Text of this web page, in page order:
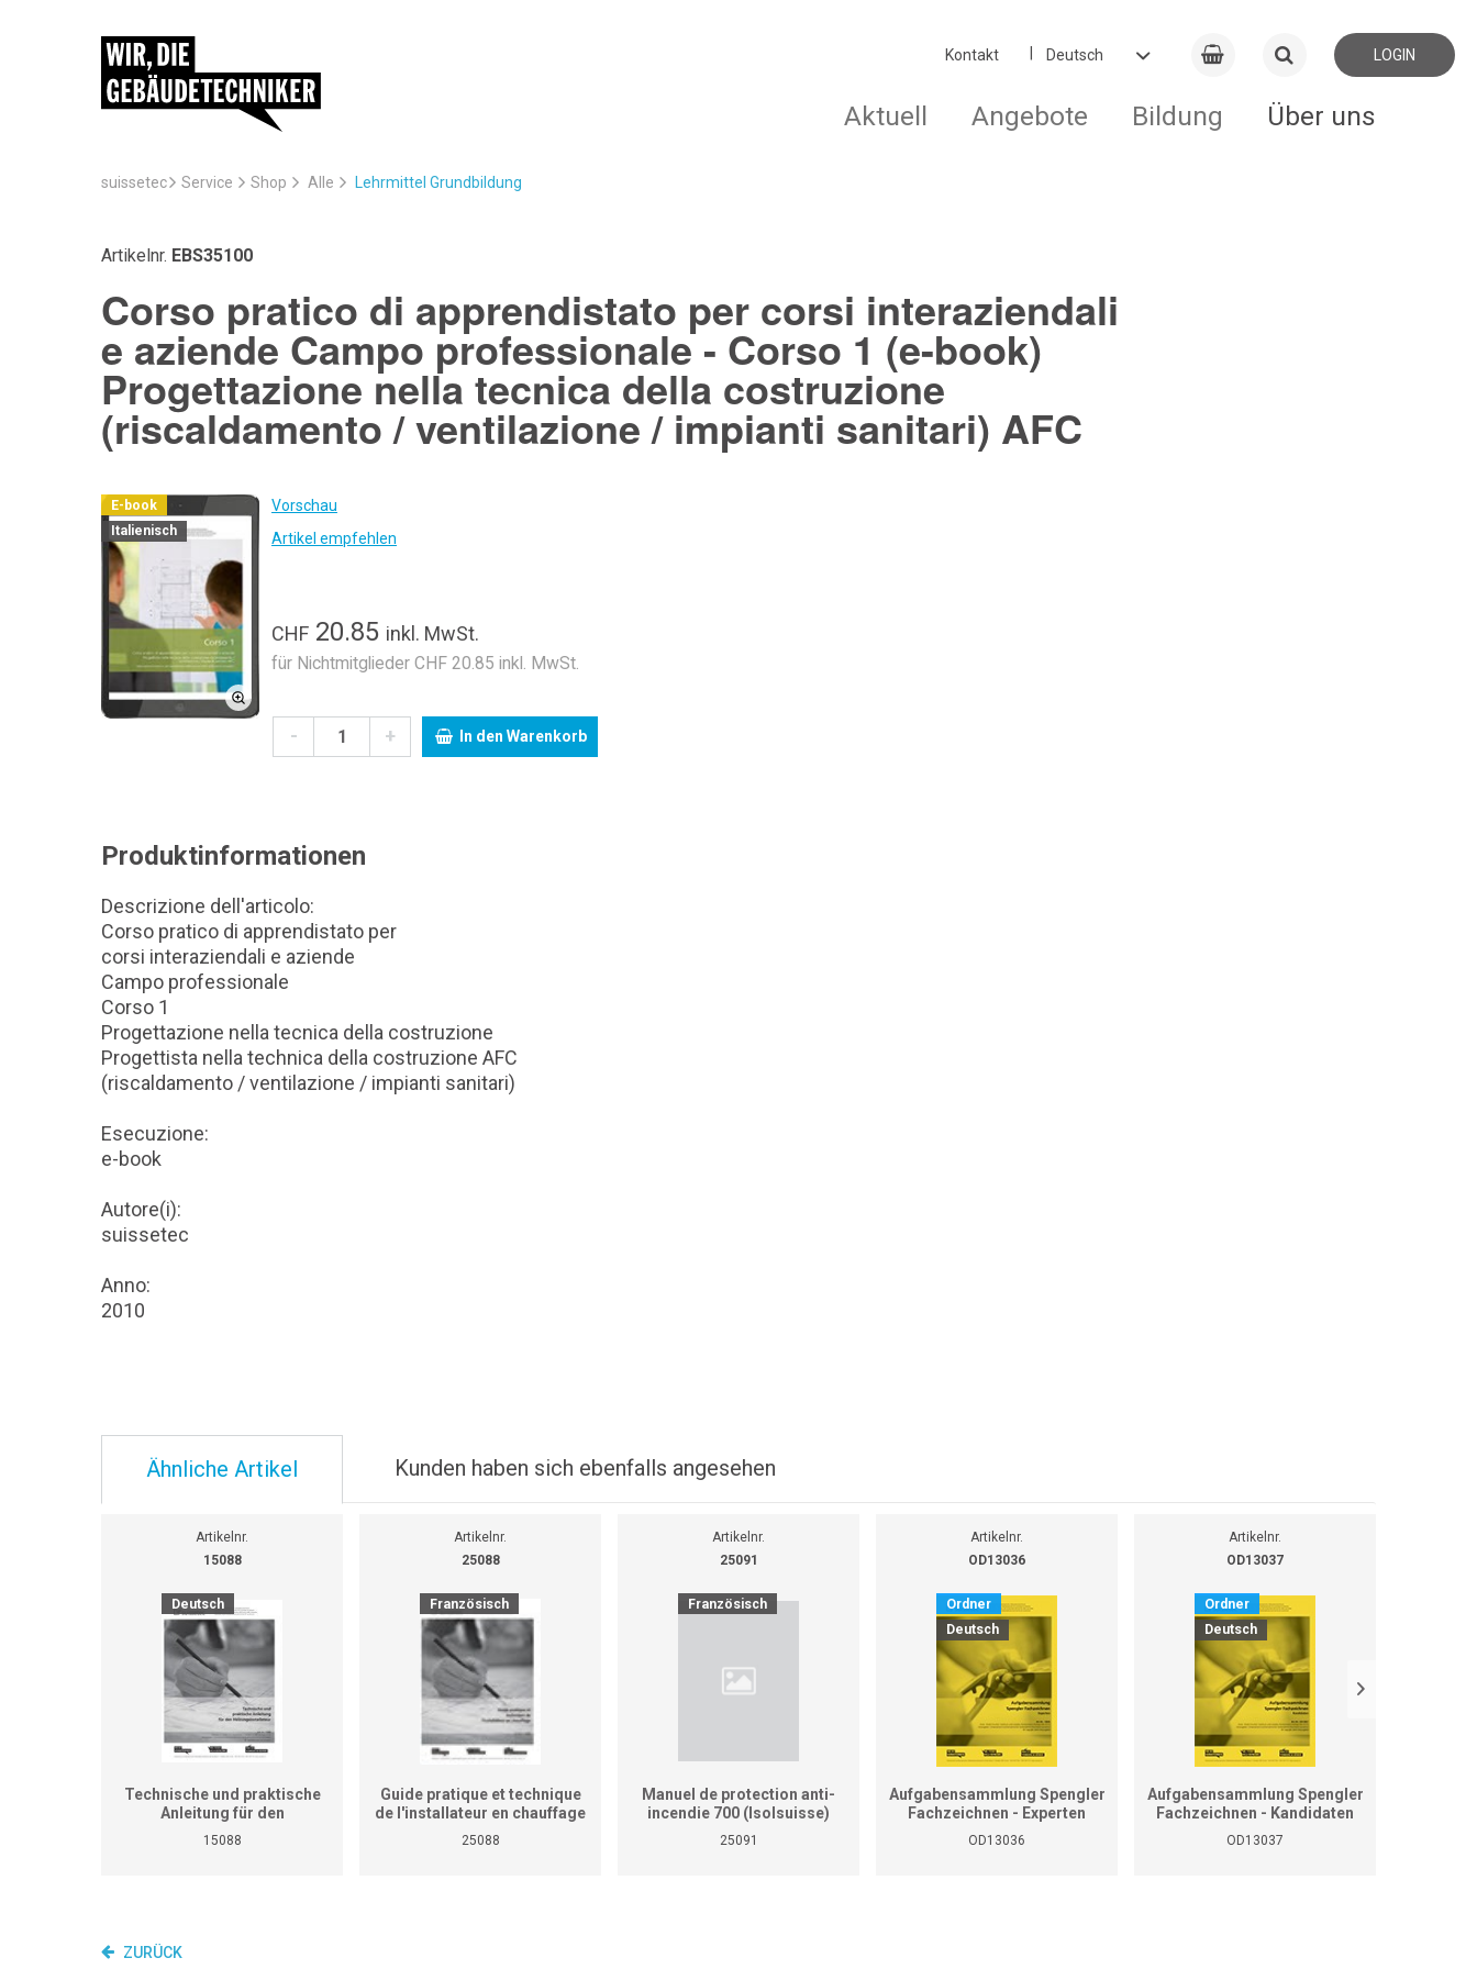
Kontakt LOGIN
Aktuell Angebote Bildung Über uns
suissetec Service Shop Alle Lehrmittel Grundbildung
Artikelnr. EBS35100
Corso pratico di apprendistato per corsi interaziendali
e aziende Campo professionale - Corso 1 (e-book)
Progettazione nella tecnica della costruzione
(riscaldamento / ventilazione / impianti sanitari) AFC
E-book
Italienisch
Vorschau
Artikel empfehlen
CHF 20.85 inkl. MwSt.
für Nichtmitglieder CHF 20.85 inkl. MwSt.
- + In den Warenkorb
Produktinformationen
Descrizione dell'articolo:
Corso pratico di apprendistato per
corsi interaziendali e aziende
Campo professionale
Corso 1
Progettazione nella tecnica della costruzione
Progettista nella technica della costruzione AFC
(riscaldamento / ventilazione / impianti sanitari)
Esecuzione:
e-book
Autore(i):
suissetec
Anno:
2010
Ähnliche Artikel Kunden haben sich ebenfalls angesehen
Artikelnr.
15088
Deutsch
Technische und praktische
Anleitung für den
Heizungsinstallateur (ersetzt
nicht den praktischen
15088
Artikelnr.
25088
Französisch
Guide pratique et technique
de l'installateur en chauffage
(Ne remplace pas le manuel
de travaux pratiques pour
25088
Artikelnr.
25091
Französisch
Manuel de protection anti-
incendie 700 (Isolsuisse)
25091
Artikelnr.
OD13036
Ordner
Deutsch
Aufgabensammlung Spengler
Fachzeichnen - Experten
OD13036
Artikelnr.
OD13037
Ordner
Deutsch
Aufgabensammlung Spengler
Fachzeichnen - Kandidaten
OD13037
ZURÜCK